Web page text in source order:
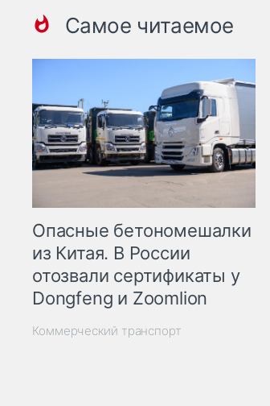
Самое читаемое
Опасные бетономешалки
из Китая. В России
отозвали сертификаты у
Dongfeng и Zoomlion
Коммерческий транспорт